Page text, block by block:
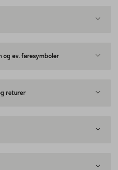
og ev. faresymboler
returer